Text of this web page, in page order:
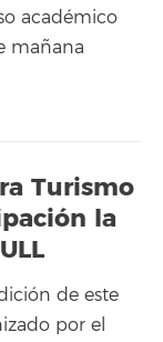
académico
mañana
Turismo
la
de este
por el